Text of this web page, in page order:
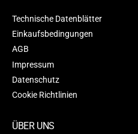
Technische Datenblätter
Einkaufsbedingungen
AGB
Impressum
Datenschutz
Cookie Richtlinien
ÜBER UNS